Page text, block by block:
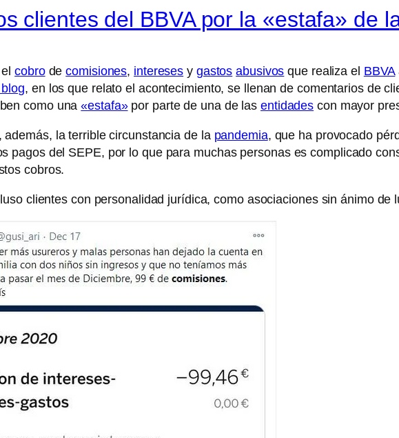
clientes del BBVA por la «estafa» de
elcobrodecomisiones, intereses y gastos abusivos que realiza el BBVA
, en los que relato el acontecimiento, se llenan de comentarios de
como una«estafa»por parte de una de lasentidades con mayor
la terrible circunstancia de la pandemia, que ha provocado
pagos del SEPE, por lo que para muchas personas es complicado
cobros.
clientes con personalidad jurídica, como asociaciones sin ánimo